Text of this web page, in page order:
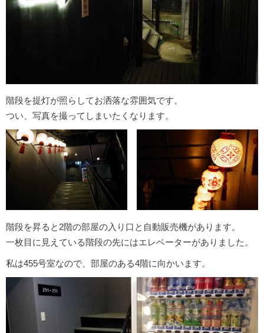
階段を提灯が照らしてお洒落な雰囲気です。
つい、写真を撮ってしまいたくなります。
階段を昇ると2階の部屋の入り口と自動販売機があります。
一枚目に見えている階段の先にはエレベーターがありました。
私は455号室なので、部屋のある4階に向かいます。